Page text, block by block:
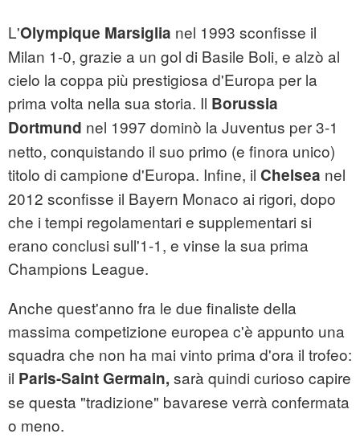
L'Olympique Marsiglia nel 1993 sconfisse il
Milan 1-0, grazie a un gol di Basile Boli, e alzò al
cielo la coppa più prestigiosa d'Europa per la
prima volta nella sua storia. Il Borussia
Dortmund nel 1997 dominò la Juventus per 3-1
netto, conquistando il suo primo (e finora unico)
titolo di campione d'Europa. Infine, il Chelsea nel
2012 sconfisse il Bayern Monaco ai rigori, dopo
che i tempi regolamentari e supplementari si
erano conclusi sull'1-1, e vinse la sua prima
Champions League.
Anche quest'anno fra le due finaliste della
massima competizione europea c'è appunto una
squadra che non ha mai vinto prima d'ora il trofeo:
il Paris-Saint Germain, sarà quindi curioso capire
se questa "tradizione" bavarese verrà confermata
o meno.